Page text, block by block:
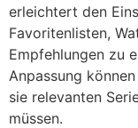
erleichtert den
Favoritenlisten,
Empfehlungen zu
Anpassung
sie relevanten
müssen.